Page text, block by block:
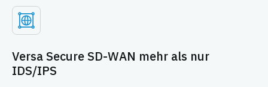
Versa Secure SD-WAN mehr als nur
IDS/IPS